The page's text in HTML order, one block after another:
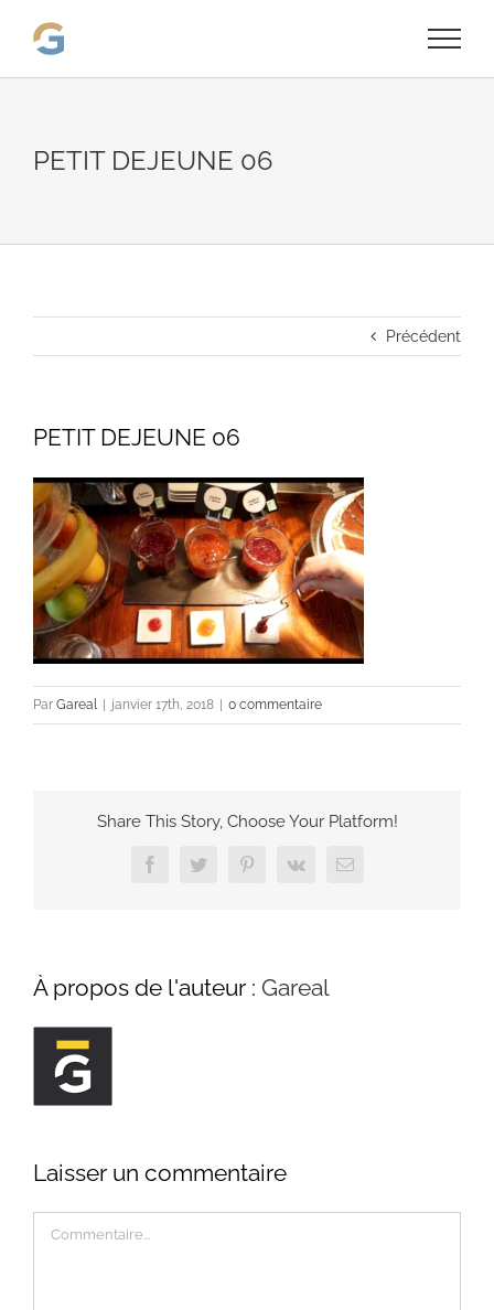
PETIT DEJEUNE 06
Précédent
PETIT DEJEUNE 06
Par Gareal janvier 17th, 2018 0 commentaire
Share This Story, Choose Your Platform!
FacebookTwitterPinterest
Vk Email
À propos de l'auteur : Gareal
Laisser un commentaire